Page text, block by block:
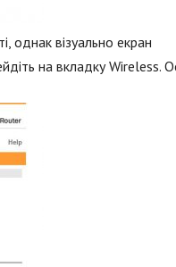
однак візуально екран
на вкладку Wireless.